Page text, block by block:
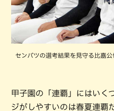
センバツの選考結果を見守る比嘉
甲子園の「連覇」にはいく
ジがしやすいのは春夏連覇